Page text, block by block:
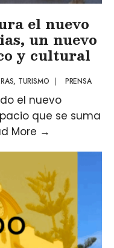
el nuevo
un nuevo
y cultural
, TURISMO PRENSA
el nuevo
que se suma
More →